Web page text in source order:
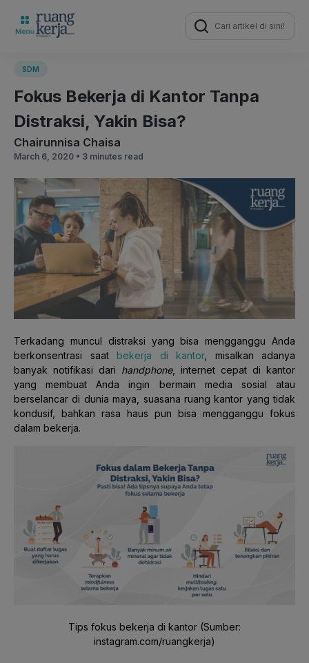
Search
for:
SDM
Fokus Bekerja di Kantor Tanpa
Distraksi, Yakin Bisa?
Chairunnisa Chaisa
March 6, 2020 • 3 minutes read
Terkadang muncul distraksi yang bisa mengganggu Anda
berkonsentrasi saat bekerja di kantor, misalkan adanya
banyak notifikasi dari handphone, internet cepat di kantor
yang membuat Anda ingin bermain media sosial atau
berselancar di dunia maya, suasana ruang kantor yang tidak
kondusif, bahkan rasa haus pun bisa mengganggu fokus
dalam bekerja.
Tips fokus bekerja di kantor (Sumber:
instagram.com/ruangkerja)